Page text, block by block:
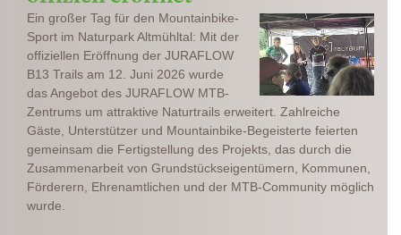
Ein großer Tag für den Mountainbike-
Sport im Naturpark Altmühltal: Mit der
offiziellen Eröffnung der JURAFLOW
B13 Trails am 12. Juni 2026 wurde
das Angebot des JURAFLOW MTB-
Zentrums um attraktive Naturtrails erweitert. Zahlreiche
Gäste, Unterstützer und Mountainbike-Begeisterte feierten
gemeinsam die Fertigstellung des Projekts, das durch die
Zusammenarbeit von Grundstückseigentümern, Kommunen,
Förderern, Ehrenamtlichen und der MTB-Community möglich
wurde.